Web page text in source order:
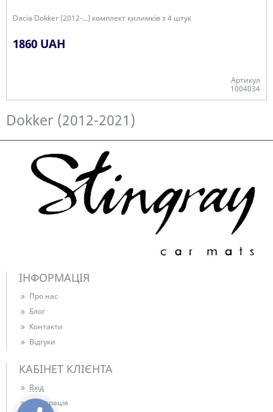
Dacia Dokker (2012-...) комплект килимків з 4 штук
1860 UAH
Артикул
1004034
Dokker (2012-2021)
ІНФОРМАЦІЯ
Про нас
Блог
Контакти
Відгуки
КАБІНЕТ КЛІЄНТА
Вхід
Реєстрація